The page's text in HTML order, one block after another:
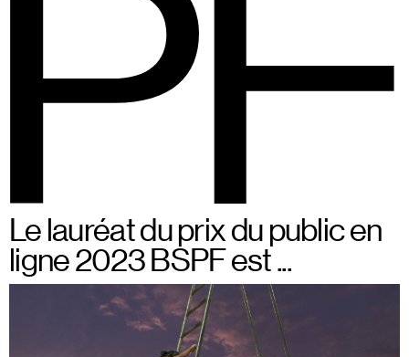
BSPF Du 28 au 31 mai 2026 à
Bruxelles
Le lauréat du prix du public en
ligne 2023 BSPF est ...